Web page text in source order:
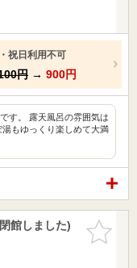
祝日利用不可
円 → 900円
す。 露天風呂の雰囲気は
もゆっくり楽しめて大満
お気に入
りに追加
館しました)